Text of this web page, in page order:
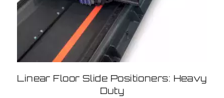
Linear Floor Slide Positioners: Heavy
Duty